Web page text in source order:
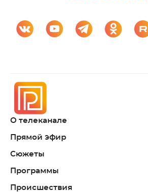
О телеканале
Прямой эфир
Сюжеты
Программы
Происшествия